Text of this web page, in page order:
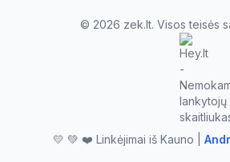
© 2026 zek.lt. Visos teisės
💛 💚 ❤️ Linkėjimai iš Kauno |